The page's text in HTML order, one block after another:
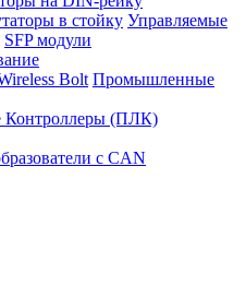
в стойку Управляемые
SFP модули
Bolt Промышленные
Контроллеры (ПЛК)
с CAN